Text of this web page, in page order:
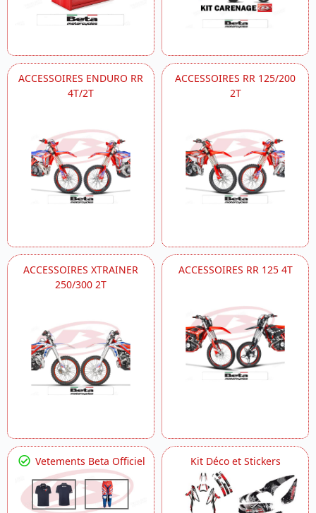
ACCESSOIRES ENDURO RR
4T/2T
ACCESSOIRES RR 125/200
2T
ACCESSOIRES XTRAINER
250/300 2T
ACCESSOIRES RR 125 4T
Vetements Beta Officiel Kit Déco et Stickers